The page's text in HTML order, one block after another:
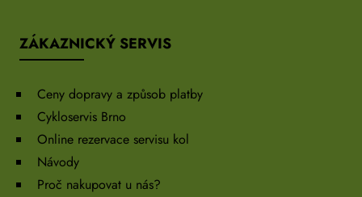
ZÁKAZNICKÝ SERVIS
Ceny dopravy a způsob platby
Cykloservis Brno
Online rezervace servisu kol
Návody
Proč nakupovat u nás?